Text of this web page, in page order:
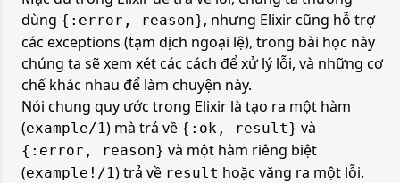
dùng {:error, reason}, nhưng Elixir cũng hỗ trợ
các exceptions (tạm dịch ngoại lệ), trong bài học này
chúng ta sẽ xem xét các cách để xử lý lỗi, và những cơ
chế khác nhau để làm chuyện này.
Nói chung quy ước trong Elixir là tạo ra một hàm
(example/1) mà trả về {:ok, result} và
{:error, reason} và một hàm riêng biệt
(example!/1) trả về result hoặc văng ra một lỗi.